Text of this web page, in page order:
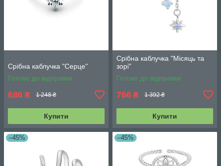
Срібна каблучка "Серце"
Готово до відправки
686 ₴ 1 248 ₴
Купити
Срібна каблучка "Місяць та
зорі"
Готово до відправки
766 ₴ 1 392 ₴
Купити
–45% –45%